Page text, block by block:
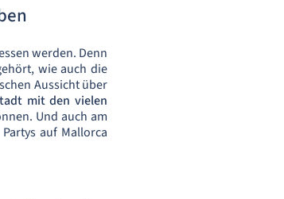
werden. Denn
wie auch die
Aussicht über
mit den vielen
Und auch am
auf Mallorca